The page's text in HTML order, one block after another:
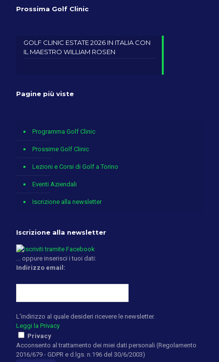
Prossima Golf Clinic
GOLF CLINIC ESTATE 2026 IN ITALIA CON
IL MAESTRO WILLIAM ROSEN
Pagine più viste
Programma Golf Clinic
Prossime Golf Clinic
Lezioni e Corsi di Golf a Torino
Eventi Aziendali
Iscrizione alla newsletter
Iscrizione alla newsletter
... oppure inserisci i tuoi dati:
Indirizzo email:
L'indirizzo al quale desideri ricevere le newsletter.
Leggi la Privacy
Privacy
Acconsento al trattamento dei miei dati personali (Regolamento
2016/679 - GDPR e d.lgs. n.196 del 30/6/2003)